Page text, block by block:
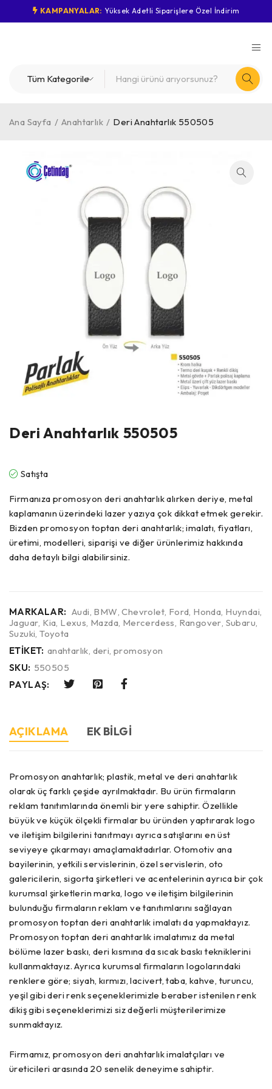
KAMPANYALAR: Yüksek Adetli Siparişlere Özel İndirim
Ana Sayfa / Anahtarlık / Deri Anahtarlık 550505
Deri Anahtarlık 550505
Satışta
Firmanıza promosyon deri anahtarlık alırken deriye, metal
kaplamanın üzerindeki lazer yazıya çok dikkat etmek gerekir.
Bizden promosyon toptan deri anahtarlık; imalatı, fiyatları,
üretimi, modelleri, siparişi ve diğer ürünlerimiz hakkında
daha detaylı bilgi alabilirsiniz.
MARKALAR: Audi, BMW,Chevrolet, Ford, Honda, Huyndai,
Jaguar, Kia, Lexus, Mazda, Mercerdess, Rangover, Subaru,
Suzuki,Toyota
ETIKET: anahtarlık, deri,promosyon
SKU: 550505
PAYLAŞ:
AÇIKLAMA EK BILGI
Promosyon anahtarlık; plastik, metal ve deri anahtarlık
olarak üç farklı çeşide ayrılmaktadır. Bu ürün firmaların
reklam tanıtımlarında önemli bir yere sahiptir. Özellikle
büyük ve küçük ölçekli firmalar bu üründen yaptırarak logo
ve iletişim bilgilerini tanıtmayı ayrıca satışlarını en üst
seviyeye çıkarmayı amaçlamaktadırlar. Otomotiv ana
bayilerinin, yetkili servislerinin, özel servislerin, oto
galericilerin, sigorta şirketleri ve acentelerinin ayrıca bir çok
kurumsal şirketlerin marka, logo ve iletişim bilgilerinin
bulunduğu firmaların reklam ve tanıtımlarını sağlayan
promosyon toptan deri anahtarlık imalatı da yapmaktayız.
Promosyon toptan deri anahtarlık imalatımız da metal
bölüme lazer baskı, deri kısmına da sıcak baskı tekniklerini
kullanmaktayız. Ayrıca kurumsal firmaların logolarındaki
renklere göre; siyah, kırmızı, lacivert, taba, kahve, turuncu,
yeşil gibi deri renk seçeneklerimizle beraber istenilen renk
dikiş gibi seçeneklerimizi siz değerli müşterilerimize
sunmaktayız.
Firmamız, promosyon deri anahtarlık imalatçıları ve
üreticileri arasında 20 senelik deneyime sahiptir.